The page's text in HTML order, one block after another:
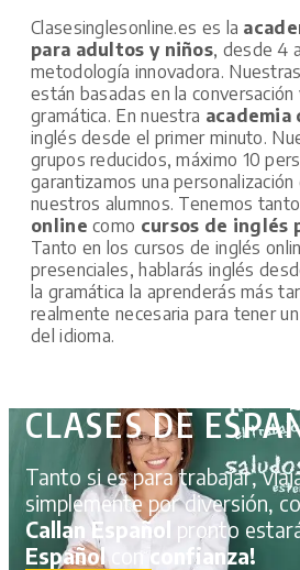
Clasesinglesonline.es es la
para adultos y niños, desde 4
metodología innovadora.
están basadas en la
gramática. En nuestra academia
inglés desde el primer minuto.
grupos reducidos, máximo 10
garantizamos una personalización
nuestros alumnos. Tenemos tanto
online como cursos de inglés
Tanto en los cursos de inglés
presenciales, hablarás inglés
la gramática la aprenderás más
realmente necesaria para tener
del idioma.
CLASES DE
Tanto si es para trabajar,
simplemente por diversión,
Callan Español pronto
Españolcon confianza!